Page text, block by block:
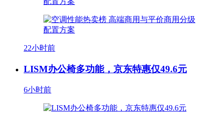
22小时前
LISM办公椅多功能，京东特惠仅49.6元
6小时前